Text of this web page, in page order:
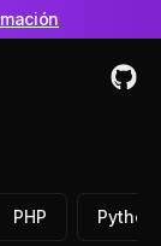
PHP Python